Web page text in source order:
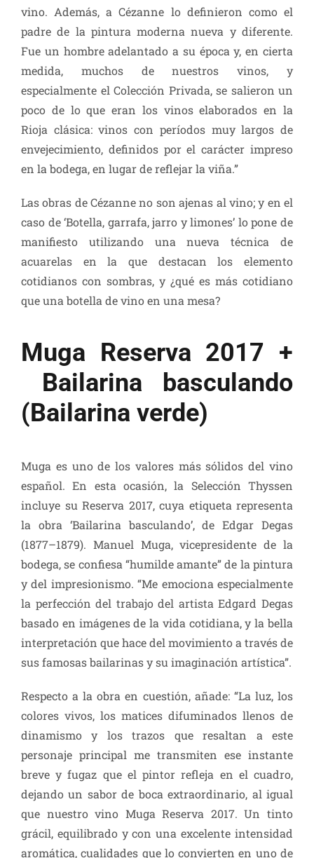
vino. Además, a Cézanne lo definieron como el
padre de la pintura moderna nueva y diferente.
Fue un hombre adelantado a su época y, en cierta
medida, muchos de nuestros vinos, y
especialmente el Colección Privada, se salieron un
poco de lo que eran los vinos elaborados en la
Rioja clásica: vinos con períodos muy largos de
envejecimiento, definidos por el carácter impreso
en la bodega, en lugar de reflejar la viña.”
Las obras de Cézanne no son ajenas al vino; y en el
caso de ‘Botella, garrafa, jarro y limones’ lo pone de
manifiesto utilizando una nueva técnica de
acuarelas en la que destacan los elemento
cotidianos con sombras, y ¿qué es más cotidiano
que una botella de vino en una mesa?
Muga Reserva 2017 +
Bailarina basculando
(Bailarina verde)
Muga es uno de los valores más sólidos del vino
español. En esta ocasión, la Selección Thyssen
incluye su Reserva 2017, cuya etiqueta representa
la obra ‘Bailarina basculando’, de Edgar Degas
(1877–1879). Manuel Muga, vicepresidente de la
bodega, se confiesa “humilde amante” de la pintura
y del impresionismo. “Me emociona especialmente
la perfección del trabajo del artista Edgard Degas
basado en imágenes de la vida cotidiana, y la bella
interpretación que hace del movimiento a través de
sus famosas bailarinas y su imaginación artística”.
Respecto a la obra en cuestión, añade: “La luz, los
colores vivos, los matices difuminados llenos de
dinamismo y los trazos que resaltan a este
personaje principal me transmiten ese instante
breve y fugaz que el pintor refleja en el cuadro,
dejando un sabor de boca extraordinario, al igual
que nuestro vino Muga Reserva 2017. Un tinto
grácil, equilibrado y con una excelente intensidad
aromática, cualidades que lo convierten en uno de